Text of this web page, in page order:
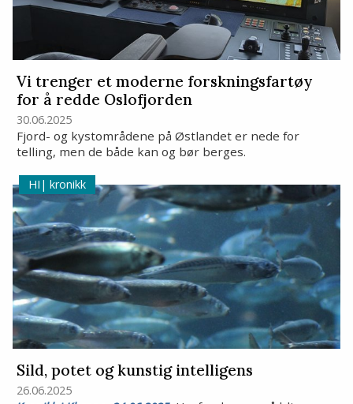
Vi trenger et moderne forskningsfartøy
for å redde Oslofjorden
30.06.2025
Fjord- og kystområdene på Østlandet er nede for
telling, men de både kan og bør berges.
kronikk
Sild, potet og kunstig intelligens
26.06.2025